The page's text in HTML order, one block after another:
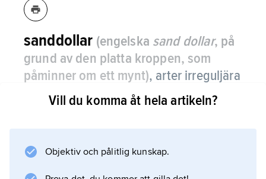
sanddollar (engelska sand dollar, på
grund av den platta kroppen, som
påminner om ett mynt), arter irreguljära
sjöborrar i ordningen Clypeastroiʹdea
undersidan. Taggarna är korta och fungerar
Vill du komma åt hela artikeln?
Objektiv och pålitlig kunskap.